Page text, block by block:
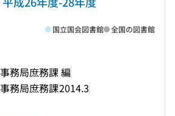
務局庶務課 編
務局庶務課2014.3
国立国会図書館 全国の図書館